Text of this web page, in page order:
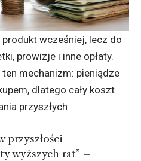
wcześniej, lecz do
prowizje i inne opłaty.
mechanizm: pieniądze
dlatego cały koszt
przyszłych
przyszłości
wyższych rat” –